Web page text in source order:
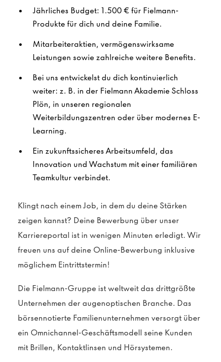
Jährliches Budget: 1.500 € für Fielmann-
Produkte für dich und deine Familie.
Mitarbeiteraktien, vermögenswirksame
Leistungen sowie zahlreiche weitere Benefits.
Bei uns entwickelst du dich kontinuierlich
weiter: z. B. in der Fielmann Akademie Schloss
Plön, in unseren regionalen
Weiterbildungszentren oder über modernes E-
Learning.
Ein zukunftssicheres Arbeitsumfeld, das
Innovation und Wachstum mit einer familiären
Teamkultur verbindet.
Klingt nach einem Job, in dem du deine Stärken
zeigen kannst? Deine Bewerbung über unser
Karriereportal ist in wenigen Minuten erledigt. Wir
freuen uns auf deine Online-Bewerbung inklusive
möglichem Eintrittstermin!
Die Fielmann-Gruppe ist weltweit das drittgrößte
Unternehmen der augenoptischen Branche. Das
börsennotierte Familienunternehmen versorgt über
ein Omnichannel-Geschäftsmodell seine Kunden
mit Brillen, Kontaktlinsen und Hörsystemen.